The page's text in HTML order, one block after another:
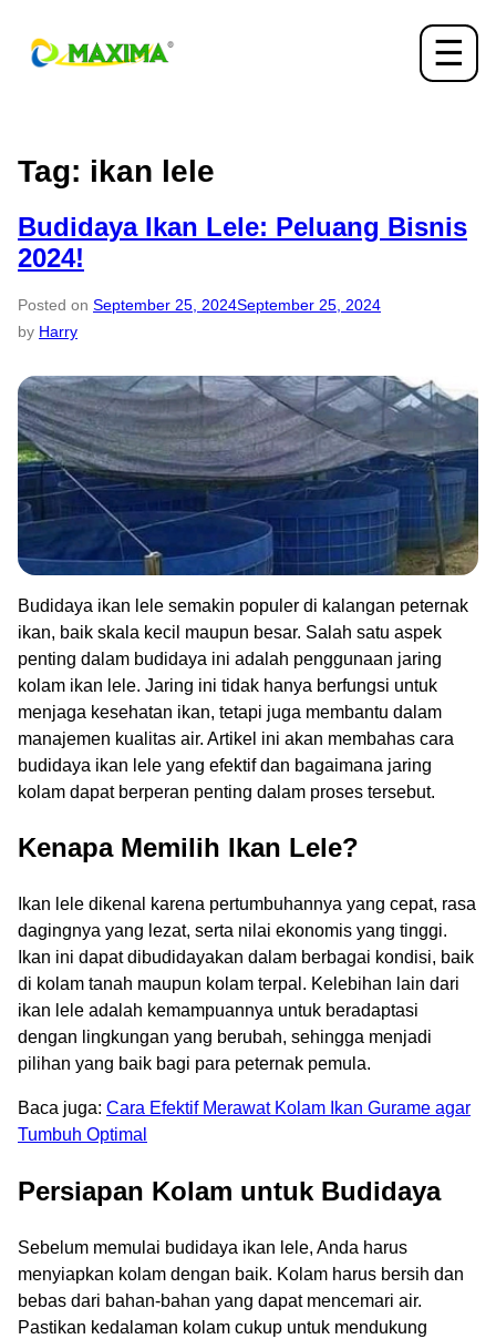
☰
Tag: ikan lele
Budidaya Ikan Lele: Peluang Bisnis
2024!
Posted on September 25, 2024September 25, 2024
by Harry
Budidaya ikan lele semakin populer di kalangan peternak
ikan, baik skala kecil maupun besar. Salah satu aspek
penting dalam budidaya ini adalah penggunaan jaring
kolam ikan lele. Jaring ini tidak hanya berfungsi untuk
menjaga kesehatan ikan, tetapi juga membantu dalam
manajemen kualitas air. Artikel ini akan membahas cara
budidaya ikan lele yang efektif dan bagaimana jaring
kolam dapat berperan penting dalam proses tersebut.
Kenapa Memilih Ikan Lele?
Ikan lele dikenal karena pertumbuhannya yang cepat, rasa
dagingnya yang lezat, serta nilai ekonomis yang tinggi.
Ikan ini dapat dibudidayakan dalam berbagai kondisi, baik
di kolam tanah maupun kolam terpal. Kelebihan lain dari
ikan lele adalah kemampuannya untuk beradaptasi
dengan lingkungan yang berubah, sehingga menjadi
pilihan yang baik bagi para peternak pemula.
Baca juga: Cara Efektif Merawat Kolam Ikan Gurame agar
Tumbuh Optimal
Persiapan Kolam untuk Budidaya
Sebelum memulai budidaya ikan lele, Anda harus
menyiapkan kolam dengan baik. Kolam harus bersih dan
bebas dari bahan-bahan yang dapat mencemari air.
Pastikan kedalaman kolam cukup untuk mendukung